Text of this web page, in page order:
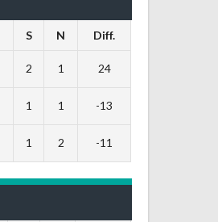
S N Diff.
2 1 24
1 1 -13
1 2 -11